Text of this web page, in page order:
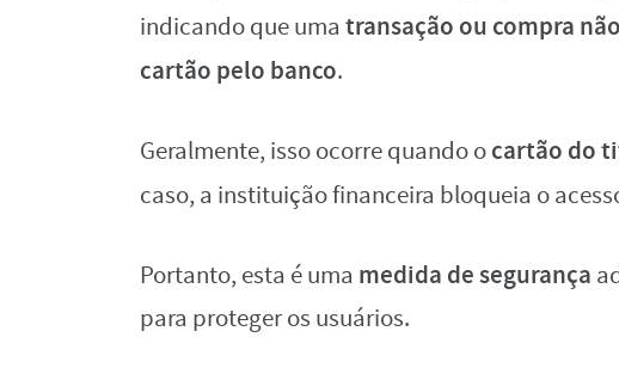
indicando que uma transação ou compra
cartão pelo banco.
Geralmente, isso ocorre quando ocartão do
caso, a instituição financeira bloqueia o
Portanto, esta é uma medida de segurança
para proteger os usuários.